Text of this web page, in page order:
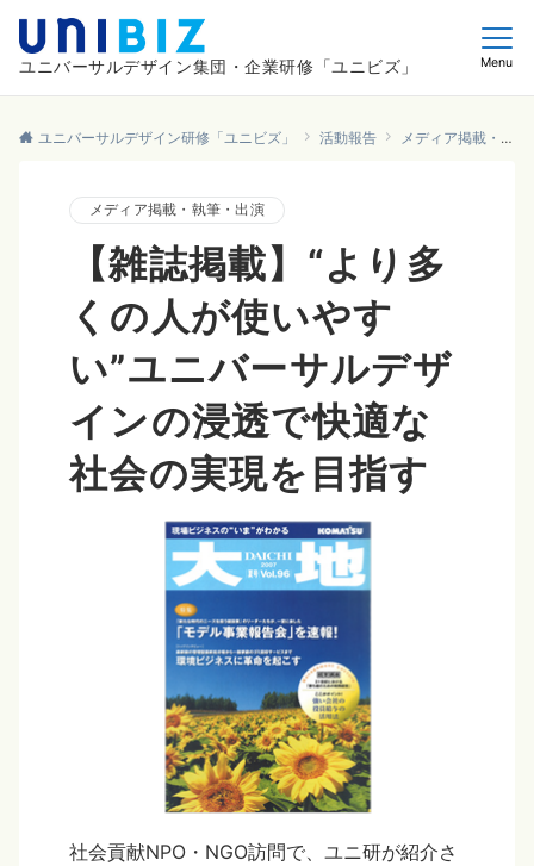
ユニバーサルデザイン集団・企業研修「ユニビズ」 Menu
ユニバーサルデザイン研修「ユニビズ」 活動報告 メディア掲載・執筆・出演
メディア掲載・執筆・出演
【雑誌掲載】“より多
くの人が使いやす
い”ユニバーサルデザ
インの浸透で快適な
社会の実現を目指す
社会貢献NPO・NGO訪問で、ユニ研が紹介さ